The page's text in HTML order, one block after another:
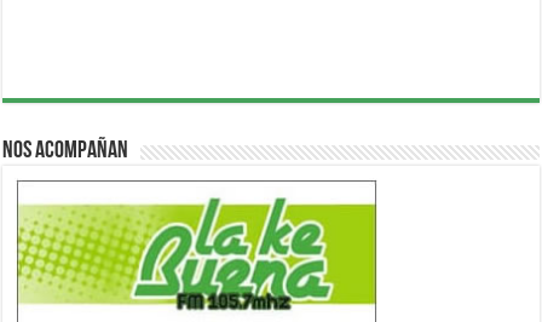
Nos acompañan